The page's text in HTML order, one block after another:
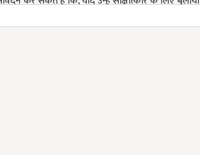
करने का प्रमाण प्रस्तुत करना होगा.